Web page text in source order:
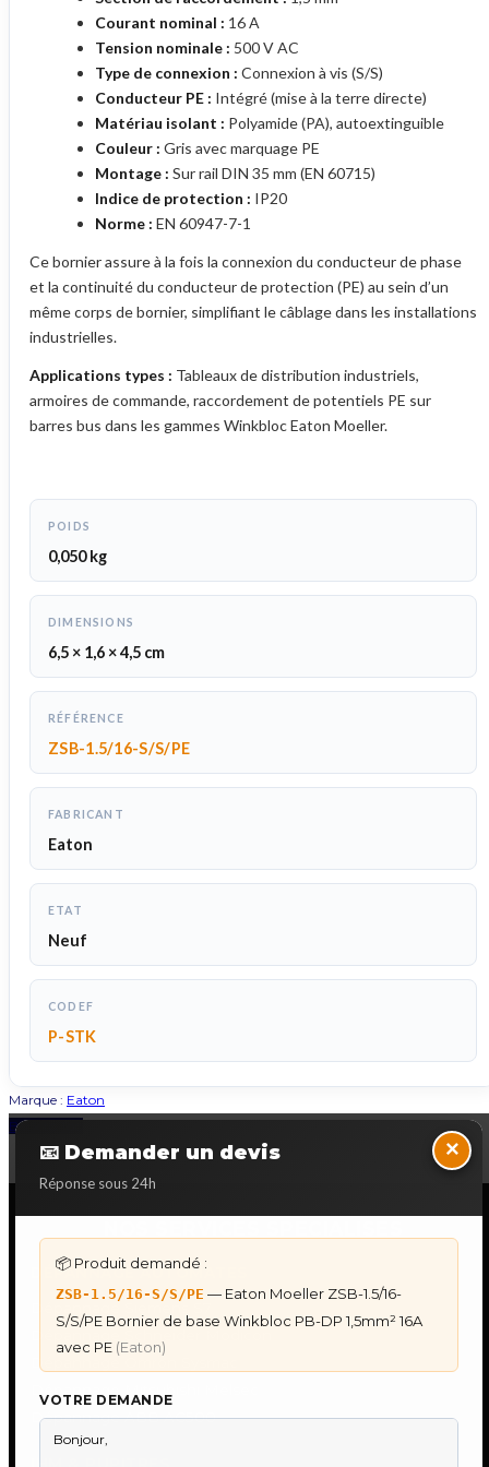
Courant nominal : 16 A
Tension nominale : 500 V AC
Type de connexion : Connexion à vis (S/S)
Conducteur PE : Intégré (mise à la terre directe)
Matériau isolant : Polyamide (PA), autoextinguible
Couleur : Gris avec marquage PE
Montage : Sur rail DIN 35 mm (EN 60715)
Indice de protection : IP20
Norme : EN 60947-7-1
Ce bornier assure à la fois la connexion du conducteur de phase
et la continuité du conducteur de protection (PE) au sein d’un
même corps de bornier, simplifiant le câblage dans les installations
industrielles.
Applications types : Tableaux de distribution industriels,
armoires de commande, raccordement de potentiels PE sur
barres bus dans les gammes Winkbloc Eaton Moeller.
POIDS
0,050 kg
DIMENSIONS
6,5 × 1,6 × 4,5 cm
RÉFÉRENCE
ZSB-1.5/16-S/S/PE
FABRICANT
Eaton
ETAT
Neuf
CODEF
P-STK
Marque : Eaton
📧 Demander un devis
Réponse sous 24h
×
📦 Produit demandé :
ZSB-1.5/16-S/S/PE — Eaton Moeller ZSB-1.5/16-
S/S/PE Bornier de base Winkbloc PB-DP 1,5mm² 16A
avec PE (Eaton)
VOTRE DEMANDE
Back to Top
DÉPANNAGE AUTOMATES
Dépannage ABB AC500